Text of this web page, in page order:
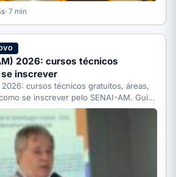
· 7 min
2026: cursos técnicos
inscrever
2026: cursos técnicos gratuitos, áreas,
se inscrever pelo SENAI-AM. Guia